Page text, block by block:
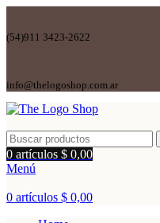
(54)911 3423-2622
info@thelogoshop.com.ar
0 artículos $ 0,00
Menú
0 artículos $ 0,00